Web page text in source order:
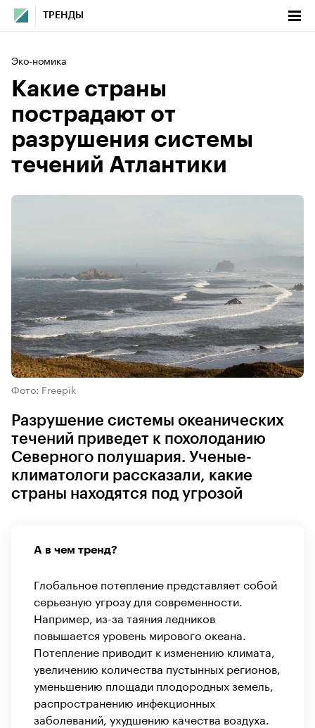
ТРЕНДЫ
Эко-номика
Какие страны
пострадают от
разрушения системы
течений Атлантики
Фото: Freepik
Разрушение системы океанических
течений приведет к похолоданию
Северного полушария. Ученые-
климатологи рассказали, какие
страны находятся под угрозой
А в чем тренд?
Глобальное потепление представляет собой
серьезную угрозу для современности.
Например, из-за таяния ледников
повышается уровень мирового океана.
Потепление приводит к изменению климата,
увеличению количества пустынных регионов,
уменьшению площади плодородных земель,
распространению инфекционных
заболеваний, ухудшению качества воздуха.